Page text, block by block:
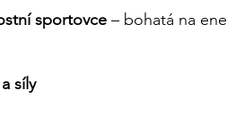
sportovce – bohatá na
síly